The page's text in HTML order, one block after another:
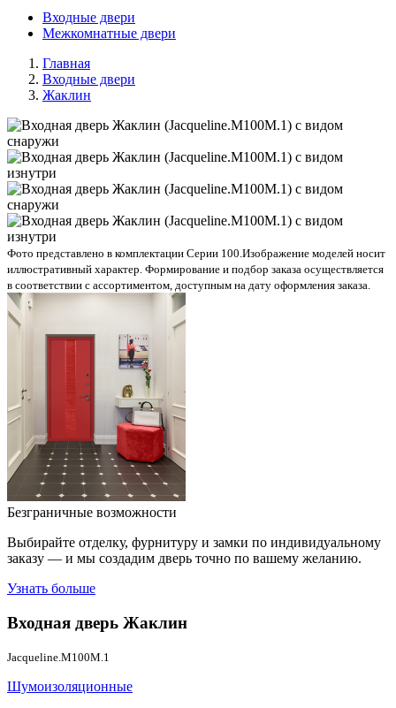
Входные двери
Межкомнатные двери
Главная
Входные двери
Жаклин
Фото представлено в комплектации Серии 100.Изображение моделей носит
иллюстративный характер. Формирование и подбор заказа осуществляется
в соответствии с ассортиментом, доступным на дату оформления заказа.
Безграничные возможности
Выбирайте отделку, фурнитуру и замки по индивидуальному
заказу — и мы создадим дверь точно по вашему желанию.
Узнать больше
Входная дверь Жаклин
Jacqueline.M100M.1
Шумоизоляционные